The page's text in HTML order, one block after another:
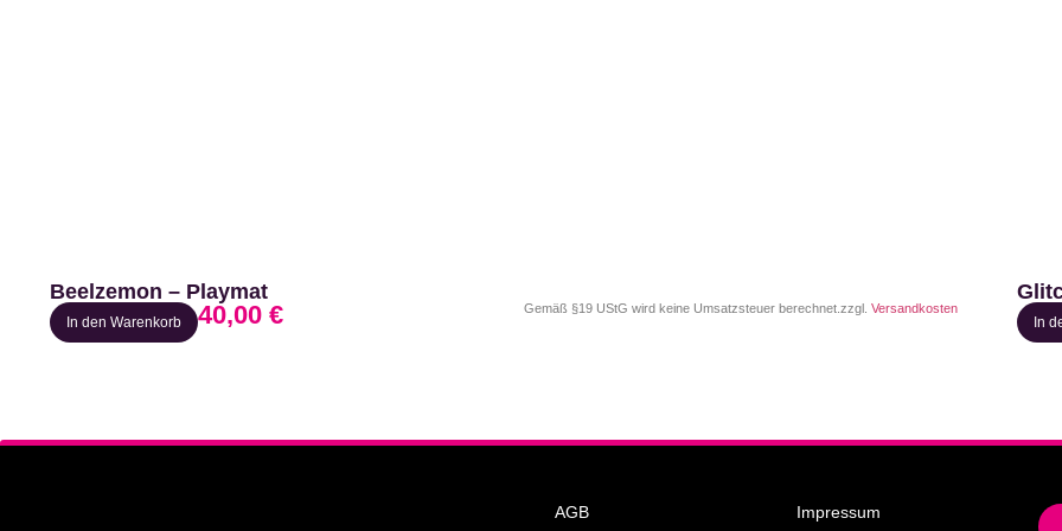
Beelzemon – Playmat
In den Warenkorb 40,00 € Gemäß §19 UStG wird keine Umsatzsteuer berechnet. zzgl. Versandkosten
In
AGB Impressum